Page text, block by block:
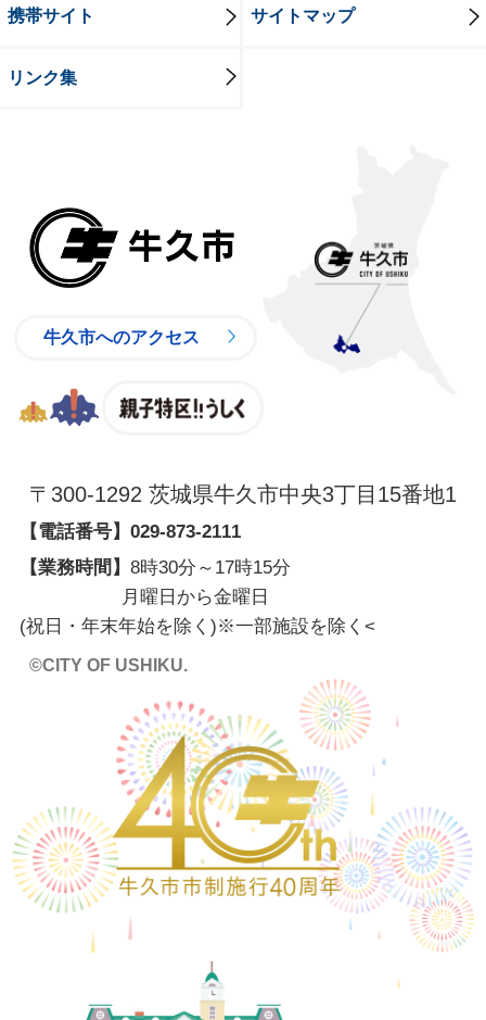
携帯サイト サイトマップ
リンク集
牛久市へのアクセス
〒300-1292 茨城県牛久市中央3丁目15番地1
【電話番号】 029-873-2111
【業務時間】 8時30分～17時15分
月曜日から金曜日
(祝日・年末年始を除く)※一部施設を除く <
©CITY OF USHIKU.